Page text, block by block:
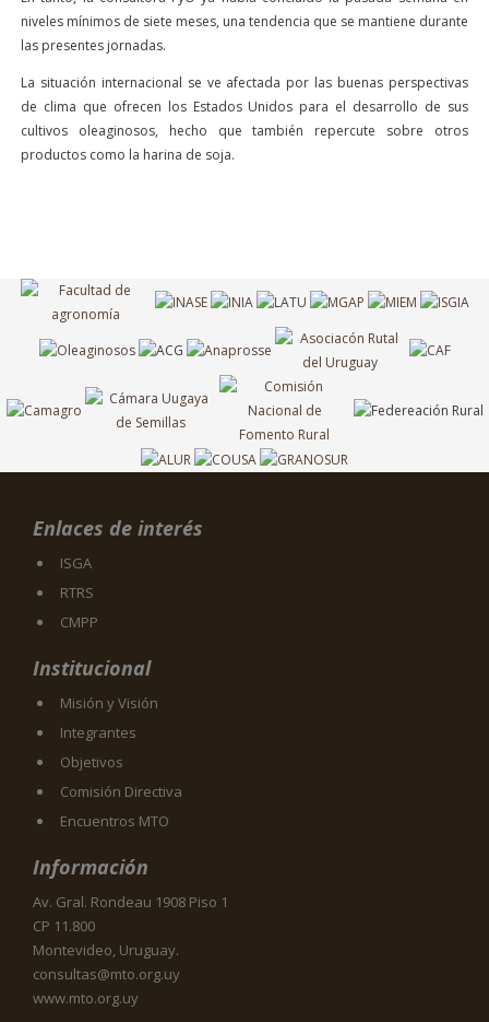
niveles mínimos de siete meses, una tendencia que se mantiene durante
las presentes jornadas.
La situación internacional se ve afectada por las buenas perspectivas
de clima que ofrecen los Estados Unidos para el desarrollo de sus
cultivos oleaginosos, hecho que también repercute sobre otros
productos como la harina de soja.
Enlaces de interés
ISGA
RTRS
CMPP
Institucional
Misión y Visión
Integrantes
Objetivos
Comisión Directiva
Encuentros MTO
Información
Av. Gral. Rondeau 1908 Piso 1
CP 11.800
Montevideo, Uruguay.
consultas@mto.org.uy
www.mto.org.uy